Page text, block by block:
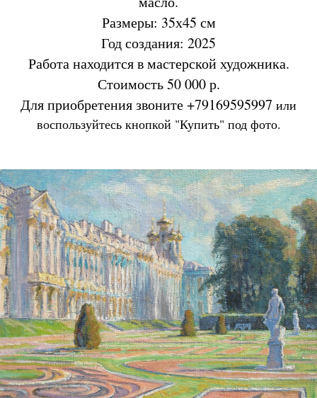
Размеры: 35х45 см
Год создания: 2025
Работа находится в мастерской художника.
Стоимость 50 000 р.
Для приобретения звоните +79169595997 или
воспользуйтесь кнопкой "Купить" под фото.